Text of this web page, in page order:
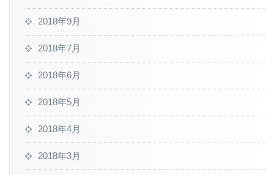
2018年9月
2018年7月
2018年6月
2018年5月
2018年4月
2018年3月